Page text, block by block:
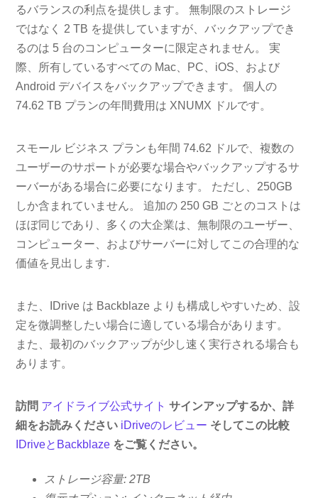
るバランスの利点を提供します。 無制限のストレージ
ではなく 2 TB を提供していますが、バックアップでき
るのは 5 台のコンピューターに限定されません。 実
際、所有しているすべての Mac、PC、iOS、および
Android デバイスをバックアップできます。 個人の
74.62 TB プランの年間費用は XNUMX ドルです。
スモール ビジネス プランも年間 74.62 ドルで、複数の
ユーザーのサポートが必要な場合やバックアップするサ
ーバーがある場合に必要になります。 ただし、250GB
しか含まれていません。 追加の 250 GB ごとのコストは
ほぼ同じであり、多くの大企業は、無制限のユーザー、
コンピューター、およびサーバーに対してこの合理的な
価値を見出します.
また、IDrive は Backblaze よりも構成しやすいため、設
定を微調整したい場合に適している場合があります。
また、最初のバックアップが少し速く実行される場合も
あります。
訪問 アイドライブ公式サイト サインアップするか、詳
細をお読みください iDriveのレビュー そしてこの比較
IDriveとBackblaze をご覧ください。
ストレージ容量: 2TB